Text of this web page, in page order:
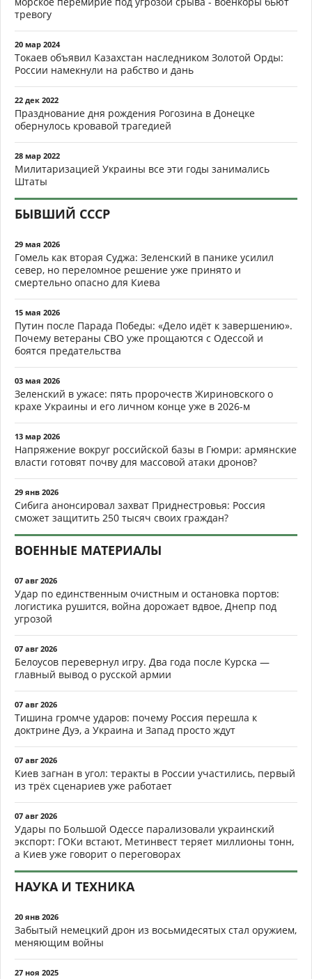
тревогу
20 мар 2024
Токаев объявил Казахстан наследником Золотой Орды:
России намекнули на рабство и дань
22 дек 2022
Празднование дня рождения Рогозина в Донецке
обернулось кровавой трагедией
28 мар 2022
Милитаризацией Украины все эти годы занимались
Штаты
БЫВШИЙ СССР
29 мая 2026
Гомель как вторая Суджа: Зеленский в панике усилил
север, но переломное решение уже принято и
смертельно опасно для Киева
15 мая 2026
Путин после Парада Победы: «Дело идёт к завершению».
Почему ветераны СВО уже прощаются с Одессой и
боятся предательства
03 мая 2026
Зеленский в ужасе: пять пророчеств Жириновского о
крахе Украины и его личном конце уже в 2026-м
13 мар 2026
Напряжение вокруг российской базы в Гюмри: армянские
власти готовят почву для массовой атаки дронов?
29 янв 2026
Сибига анонсировал захват Приднестровья: Россия
сможет защитить 250 тысяч своих граждан?
ВОЕННЫЕ МАТЕРИАЛЫ
07 авг 2026
Удар по единственным очистным и остановка портов:
логистика рушится, война дорожает вдвое, Днепр под
угрозой
07 авг 2026
Белоусов перевернул игру. Два года после Курска —
главный вывод о русской армии
07 авг 2026
Тишина громче ударов: почему Россия перешла к
доктрине Дуэ, а Украина и Запад просто ждут
07 авг 2026
Киев загнан в угол: теракты в России участились, первый
из трёх сценариев уже работает
07 авг 2026
Удары по Большой Одессе парализовали украинский
экспорт: ГОКи встают, Метинвест теряет миллионы тонн,
а Киев уже говорит о переговорах
НАУКА И ТЕХНИКА
20 янв 2026
Забытый немецкий дрон из восьмидесятых стал оружием,
меняющим войны
27 ноя 2025